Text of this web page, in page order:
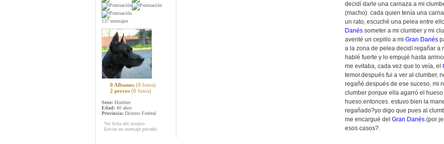
137 mensajes
0 Albumes (0 fotos)
2 perros (6 fotos)
Sexo: Hombre
Edad: 40 años
Provincia: Distrito Federal
Ver ficha del usuario
Enviar un mensaje privado
decidí darle una carnaza a mi
(macho). cada quien tenía una
un rato, escuché una pelea entre
Danés someter a mi clumber y mi
aventé un cepillo a mi Gran Danés
a la zona de pelea decidí regañar a
hablé fuerte y lo empujé hasta
me evitaba, cada vez que lo veía, el
temor.después fui a ver al clumber,
regañé.después de ese suceso, mi
clumber porque ella agarró el hueso
hueso.entonces. estuvo bien la
regañado?yo digo que pues al
me encargué del Gran Danés (por
esos casos?.